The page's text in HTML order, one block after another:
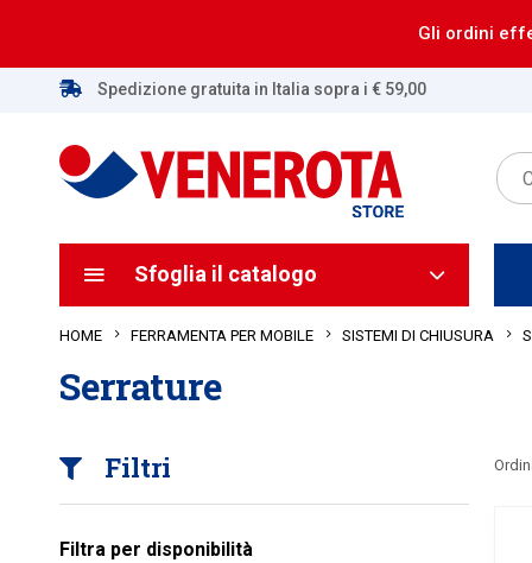
Gli ordini
Spedizione gratuita in Italia sopra i € 59,00
Sfoglia il catalogo
HOME FERRAMENTA PER MOBILE SISTEMI DI CHIUSURA
Serrature
Filtri
Filtra per disponibilità